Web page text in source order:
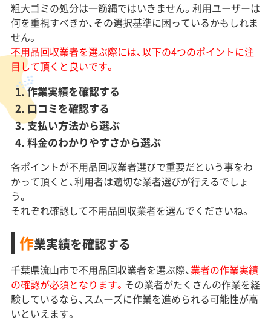
粗大ゴミの処分は一筋縄ではいきません。利用ユーザーは
何を重視すべきか、その選択基準に困っているかもしれま
せん。
不用品回収業者を選ぶ際には、以下の4つのポイントに注
目して頂くと良いです。
作業実績を確認する
口コミを確認する
支払い方法から選ぶ
料金のわかりやすさから選ぶ
各ポイントが不用品回収業者選びで重要だという事をわ
かって頂くと、利用者は適切な業者選びが行えるでしょ
う。
それぞれ確認して不用品回収業者を選んでくださいね。
作業実績を確認する
千葉県流山市で不用品回収業者を選ぶ際、業者の作業実績
の確認が必須となります。 その業者がたくさんの作業を経
験しているなら、スムーズに作業を進められる可能性が高
いといえます。